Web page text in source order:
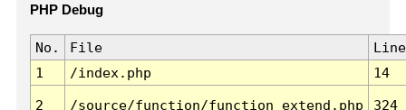
PHP Debug
No. File
Line
1
/index.php 14
2 /source/function/function_extend.php 324